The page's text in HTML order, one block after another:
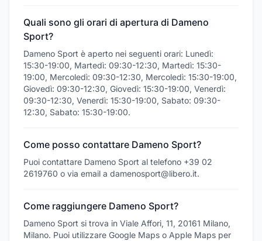
Quali sono gli orari di apertura di Dameno
Sport?
Dameno Sport è aperto nei seguenti orari: Lunedì:
15:30-19:00, Martedì: 09:30-12:30, Martedì: 15:30-
19:00, Mercoledì: 09:30-12:30, Mercoledì: 15:30-19:00,
Giovedì: 09:30-12:30, Giovedì: 15:30-19:00, Venerdì:
09:30-12:30, Venerdì: 15:30-19:00, Sabato: 09:30-
12:30, Sabato: 15:30-19:00.
Come posso contattare Dameno Sport?
Puoi contattare Dameno Sport al telefono +39 02
2619760 o via email a damenosport@libero.it.
Come raggiungere Dameno Sport?
Dameno Sport si trova in Viale Affori, 11, 20161 Milano,
Milano. Puoi utilizzare Google Maps o Apple Maps per